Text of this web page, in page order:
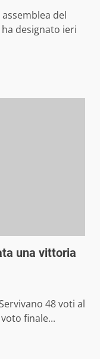
del
designato ieri
una vittoria
48 voti al
finale...